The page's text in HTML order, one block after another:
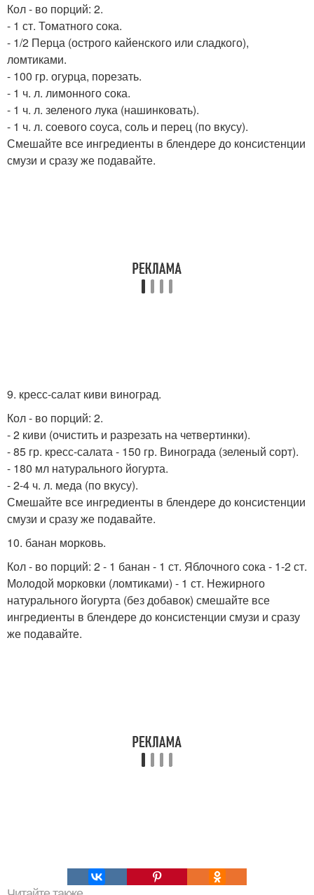
Кол - во порций: 2.
- 1 ст. Томатного сока.
- 1/2 Перца (острого кайенского или сладкого),
ломтиками.
- 100 гр. огурца, порезать.
- 1 ч. л. лимонного сока.
- 1 ч. л. зеленого лука (нашинковать).
- 1 ч. л. соевого соуса, соль и перец (по вкусу).
Смешайте все ингредиенты в блендере до консистенции
смузи и сразу же подавайте.
9. кресс-салат киви виноград.
Кол - во порций: 2.
- 2 киви (очистить и разрезать на четвертинки).
- 85 гр. кресс-салата - 150 гр. Винограда (зеленый сорт).
- 180 мл натурального йогурта.
- 2-4 ч. л. меда (по вкусу).
Смешайте все ингредиенты в блендере до консистенции
смузи и сразу же подавайте.
10. банан морковь.
Кол - во порций: 2 - 1 банан - 1 ст. Яблочного сока - 1-2 ст.
Молодой морковки (ломтиками) - 1 ст. Нежирного
натурального йогурта (без добавок) смешайте все
ингредиенты в блендере до консистенции смузи и сразу
же подавайте.